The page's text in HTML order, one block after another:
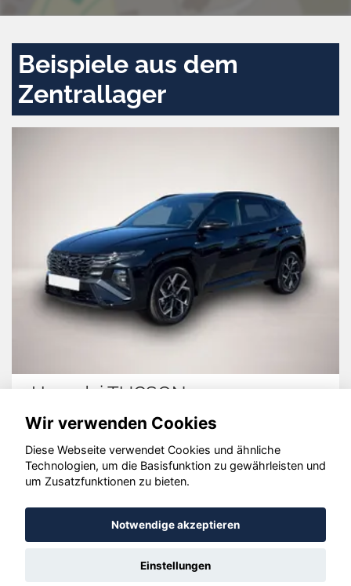
Beispiele aus dem
Zentrallager
Hyundai TUCSON
© konjunkturmotor.de GmbH 2020 - 2026
Wir verwenden Cookies
Diese Webseite verwendet Cookies und ähnliche
Technologien, um die Basisfunktion zu gewährleisten und
um Zusatzfunktionen zu bieten.
Notwendige akzeptieren
Einstellungen